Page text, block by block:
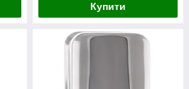
Купити